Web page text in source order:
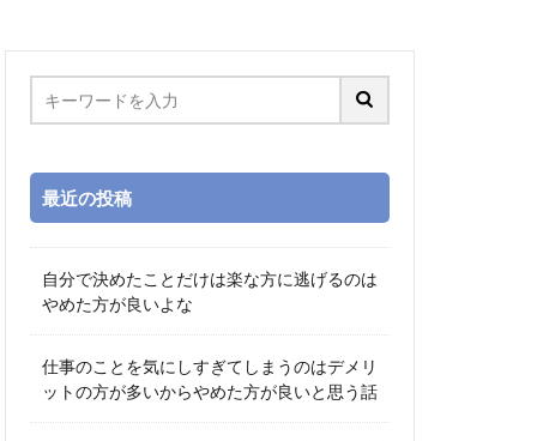
最近の投稿
自分で決めたことだけは楽な方に逃げるのは
やめた方が良いよな
仕事のことを気にしすぎてしまうのはデメリ
ットの方が多いからやめた方が良いと思う話